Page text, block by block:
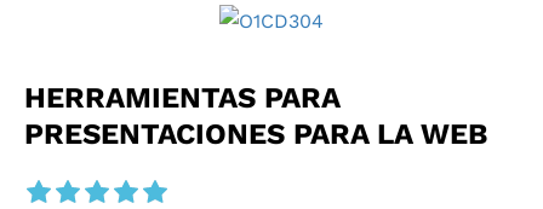
HERRAMIENTAS PARA
PRESENTACIONES PARA LA WEB